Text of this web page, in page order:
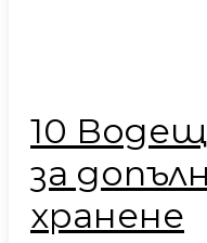
10
за
хранене